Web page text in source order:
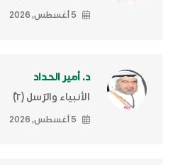
5 أغسطس, 2026
د. أمير الحداد
الأنبياء والرّسل (٢)ّ
5 أغسطس, 2026